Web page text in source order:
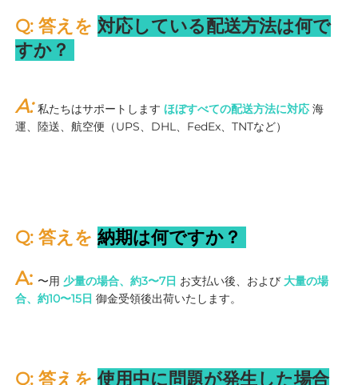
Q: 答えを 対応している配送方法は何で
すか？
A: 私たちはサポートします ほぼすべての配送方法に対応 海
運、陸送、航空便（UPS、DHL、FedEx、TNTなど）
Q: 答えを 納期は何ですか？
A: 〜用 少量の場合、約3〜7日 お支払い後、および 大量の場
合、約10〜15日 御金受領後出荷いたします。
Q: 答えを 使用中に問題が発生した場合